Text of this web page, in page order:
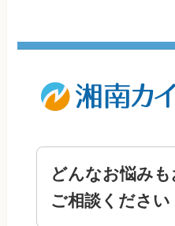
どんなお悩みも
ご相談ください